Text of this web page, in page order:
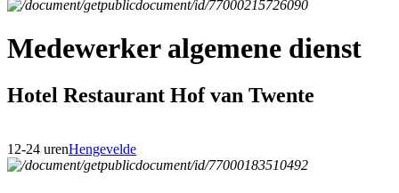
Medewerker algemene dienst
Hotel Restaurant Hof van Twente
12-24 urenHengevelde